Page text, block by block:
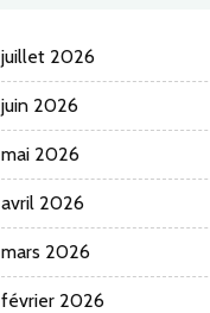
juillet 2026
juin 2026
mai 2026
avril 2026
mars 2026
février 2026